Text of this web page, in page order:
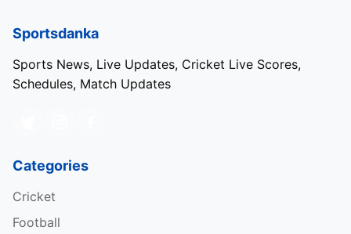
Sportsdanka
Sports News, Live Updates, Cricket Live Scores,
Schedules, Match Updates
Categories
Cricket
Football